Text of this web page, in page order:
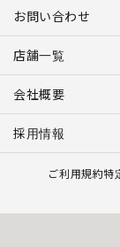
お問い合わせ
店舗一覧
会社概要
採用情報
ご利用規約特